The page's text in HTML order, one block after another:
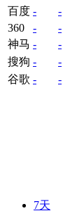
百度 -
-
360
-
-
神马 -
-
搜狗 -
-
谷歌 - -
7天